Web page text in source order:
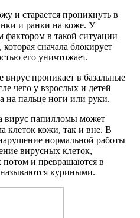
и старается проникнуть в
и ранки на коже. У
фактором в такой ситуации
сначала блокирует
его уничтожает.
проникает в базальные
чего у взрослых и детей
на пальце ноги или руки.
вирус папилломы может
клеток кожи, так и вне. В
нормальной работы
вирусных клеток,
потом и превращаются в
куриными.